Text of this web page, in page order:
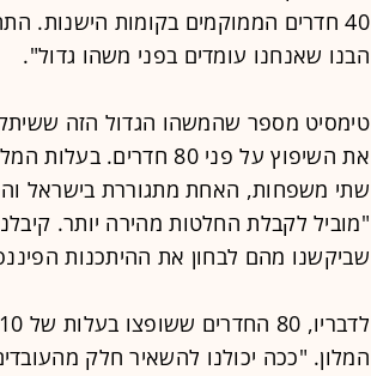
40 חדרים הממוקמים בקומות הישנות.
הבנו שאנחנו עומדים בפני משהו גדול".
טימסיט מספר שהמשהו הגדול הזה
את השיפוץ על פני 80
שתי משפחות, האחת מתגוררת בישראל
"מוביל לקבלת החלטות מהירה יותר.
שביקשנו מהם לבחון את ההיתכנות
המלון. "ככה יכולנו להשאיר חלק